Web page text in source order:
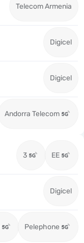
Telecom Armenia
Digicel
Digicel
Andorra Telecom
3 EE
Digicel
Pelephone